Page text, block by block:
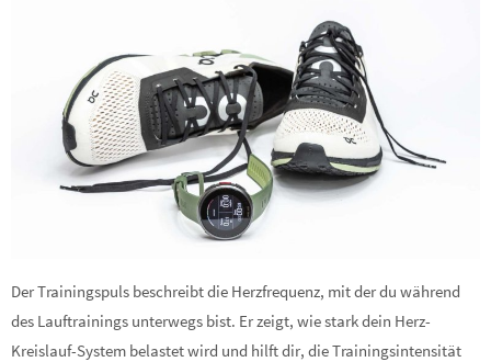
Der Trainingspuls beschreibt die Herzfrequenz, mit der du während
des Lauftrainings unterwegs bist. Er zeigt, wie stark dein Herz-
Kreislauf-System belastet wird und hilft dir, die Trainingsintensität